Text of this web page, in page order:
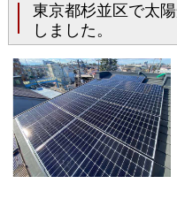
東京都杉並区で太
しました。